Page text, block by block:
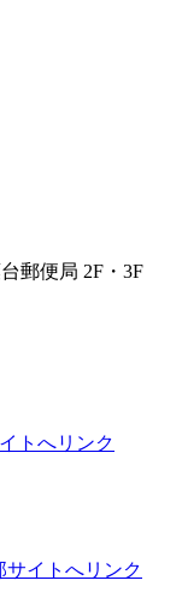
郵便局 2F・3F
トへリンク
イトへリンク